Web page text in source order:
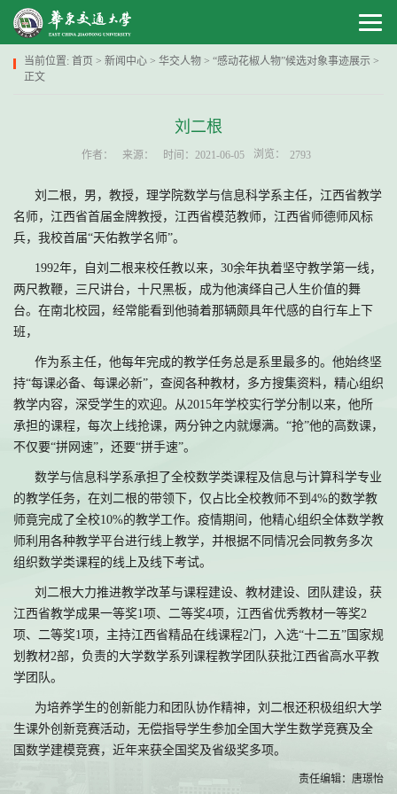
当前位置: 首页 > 新闻中心 > 华交人物 > “感动花椒人物”候选对象事迹展示 >
正文
刘二根
作者： 来源： 时间：2021-06-05 浏览： 2793
刘二根，男，教授，理学院数学与信息科学系主任，江西省教学
名师，江西省首届金牌教授，江西省模范教师，江西省师德师风标
兵，我校首届“天佑教学名师”。
1992年，自刘二根来校任教以来，30余年执着坚守教学第一线，
两尺教鞭，三尺讲台，十尺黑板，成为他演绎自己人生价值的舞
台。在南北校园，经常能看到他骑着那辆颇具年代感的自行车上下
班，
作为系主任，他每年完成的教学任务总是系里最多的。他始终坚
持“每课必备、每课必新”，查阅各种教材，多方搜集资料，精心组织
教学内容，深受学生的欢迎。从2015年学校实行学分制以来，他所
承担的课程，每次上线抢课，两分钟之内就爆满。“抢”他的高数课，
不仅要“拼网速”，还要“拼手速”。
数学与信息科学系承担了全校数学类课程及信息与计算科学专业
的教学任务，在刘二根的带领下，仅占比全校教师不到4%的数学教
师竟完成了全校10%的教学工作。疫情期间，他精心组织全体数学教
师利用各种教学平台进行线上教学，并根据不同情况会同教务多次
组织数学类课程的线上及线下考试。
刘二根大力推进教学改革与课程建设、教材建设、团队建设，获
江西省教学成果一等奖1项、二等奖4项，江西省优秀教材一等奖2
项、二等奖1项，主持江西省精品在线课程2门，入选“十二五”国家规
划教材2部，负责的大学数学系列课程教学团队获批江西省高水平教
学团队。
为培养学生的创新能力和团队协作精神，刘二根还积极组织大学
生课外创新竞赛活动，无偿指导学生参加全国大学生数学竞赛及全
国数学建模竞赛，近年来获全国奖及省级奖多项。
责任编辑：唐璟怡